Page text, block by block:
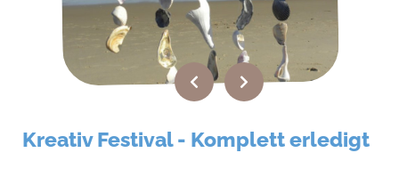
Kreativ Festival - Komplett erledigt